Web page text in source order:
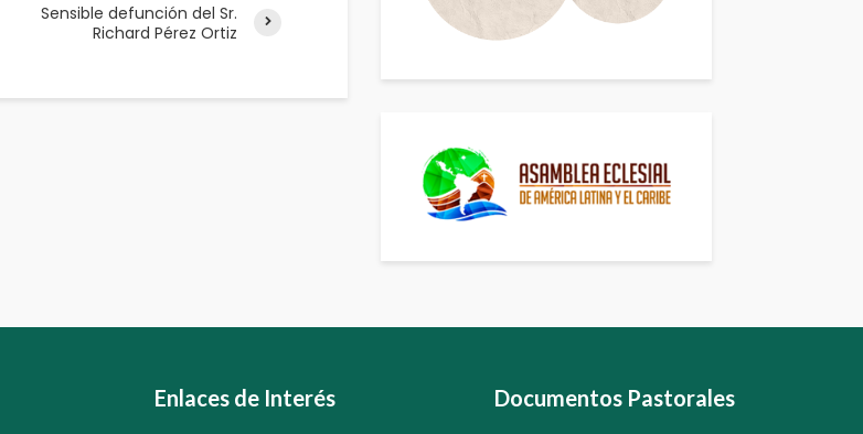
Sensible defunción del Sr.
Richard Pérez Ortiz
Enlaces de Interés Documentos Pastorales